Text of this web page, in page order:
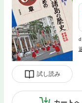
試し読み
d